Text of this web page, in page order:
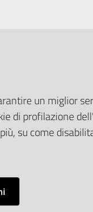
Pubblicità
Albo Pretorio
Privacy
un miglior
di profilazione
su come